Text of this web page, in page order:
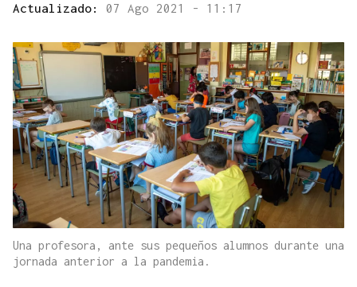
Actualizado: 07 Ago 2021 - 11:17
Una profesora, ante sus pequeños alumnos durante una
jornada anterior a la pandemia.